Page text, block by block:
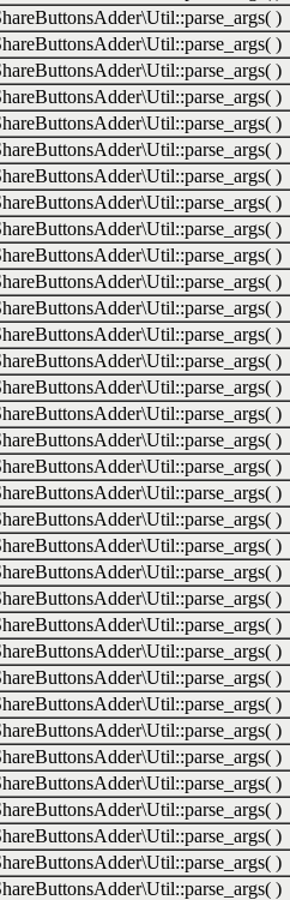
)
)
)
)
)
)
)
)
)
)
)
)
)
)
)
)
)
)
)
)
)
)
)
)
)
)
)
)
)
)
)
)
)
)